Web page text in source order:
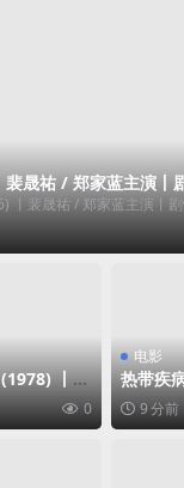
晟祐 / 郑家蓝主演丨
)
丨裴晟祐 / 郑家蓝主演丨
丨米
/ 米洛斯·科
幻丨豆瓣0
电影
热带疾
罗伊 /
剧情 /
主竞赛
9 分前